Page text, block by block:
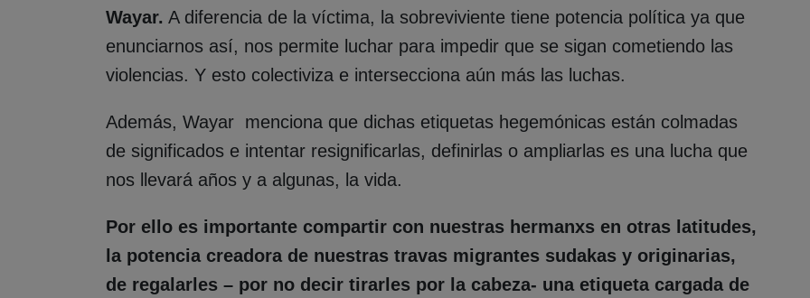
Wayar. A diferencia de la víctima, la sobreviviente tiene potencia política ya que
enunciarnos así, nos permite luchar para impedir que se sigan cometiendo las
violencias. Y esto colectiviza e intersecciona aún más las luchas.
Además, Wayar menciona que dichas etiquetas hegemónicas están colmadas
de significados e intentar resignificarlas, definirlas o ampliarlas es una lucha que
nos llevará años y a algunas, la vida.
Por ello es importante compartir con nuestras hermanxs en otras latitudes,
la potencia creadora de nuestras travas migrantes sudakas y originarias,
de regalarles – por no decir tirarles por la cabeza- una etiqueta cargada de